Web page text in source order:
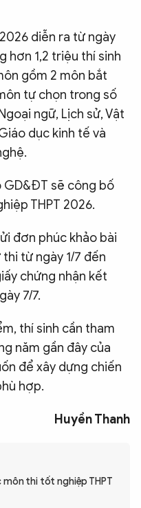
diễn ra từ ngày
hơn 1,2 triệu thí sinh
gồm 2 môn bắt
tự chọn trong số
ngữ, Lịch sử, Vật
dục kinh tế và
GD&ĐT sẽ công bố
THPT 2026.
đơn phúc khảo bài
từ ngày 1/7 đến
chứng nhận kết
7/7.
thí sinh cần tham
năm gần đây của
để xây dựng chiến
hợp.
Huyền Thanh
thi tốt nghiệp THPT